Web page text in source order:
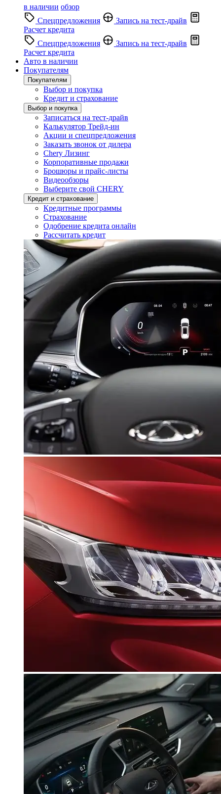
в наличии обзор
Спецпредложения
Запись на тест-драйв
Расчет кредита
Спецпредложения
Запись на тест-драйв
Расчет кредита
Авто в наличии
Покупателям
Покупателям
Выбор и покупка
Кредит и страхование
Выбор и покупка
Записаться на тест-драйв
Калькулятор Трейд-ин
Акции и спецпредложения
Заказать звонок от дилера
Chery Лизинг
Корпоративные продажи
Брошюры и прайс-листы
Видеообзоры
Выберите свой CHERY
Кредит и страхование
Кредитные программы
Страхование
Одобрение кредита онлайн
Рассчитать кредит